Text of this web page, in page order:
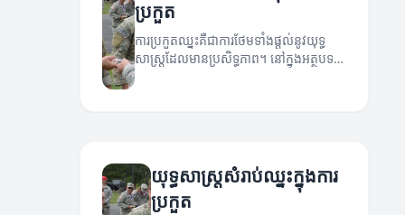
ប្រកួត
ការប្រកួតឈ្នះគឺជាការថែមទាំងផ្តល់នូវយុទ្ធ
សាស្ត្រដែលមានប្រសិទ្ធភាព។ នៅក្នុងអត្ថបទ
នេះ យើងនឹងពិភាក្សាអំពីយុទ្ធសាស្ត្រទាំងមូល
យុទ្ធសាស្ត្រសំរាប់ឈ្នះក្នុងការ
ប្រកួត